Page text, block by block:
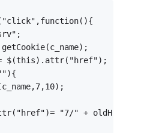
$(this).attr("href");
"7/" + oldHref;